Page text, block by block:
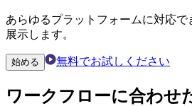
あらゆるプラットフォームに対応
展示します。
始める 無料でお試しください
ワークフローに合わせ